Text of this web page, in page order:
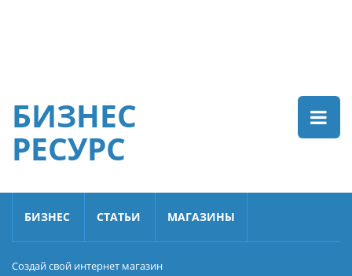
БИЗНЕС
РЕСУРС
БИЗНЕС СТАТЬИ МАГАЗИНЫ
Создай свой интернет магазин